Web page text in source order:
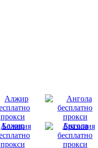
Алжир Ангола